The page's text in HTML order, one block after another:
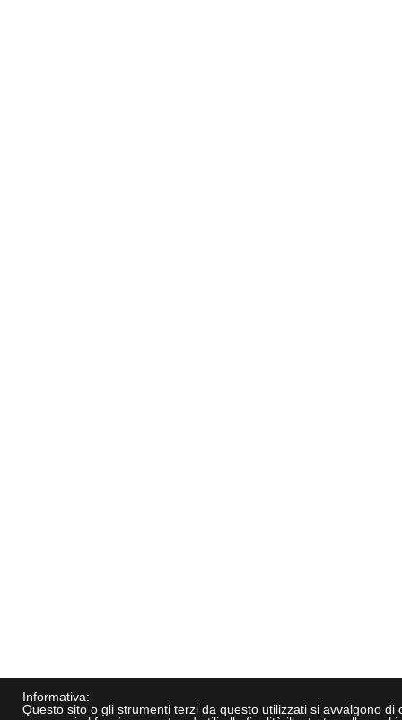
Informativa:
Questo sito o gli strumenti terzi da questo utilizzati si avvalgono di